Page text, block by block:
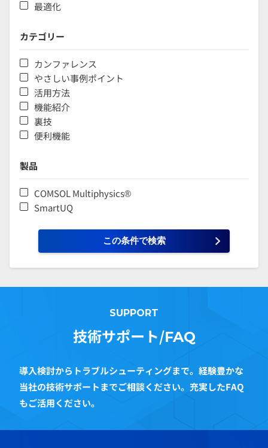
最適化
カテゴリー
カンファレンス
やさしい事例ポイント
活用方法
機能紹介
裏技
便利機能
製品
COMSOL Multiphysics®
SmartUQ
SUPPORT
技術サポート/FAQ
導入検討からトラブルシューティングまで。経験豊かな
当社の技術サポートまでご相談ください。充実したFAQ
もご活用ください。